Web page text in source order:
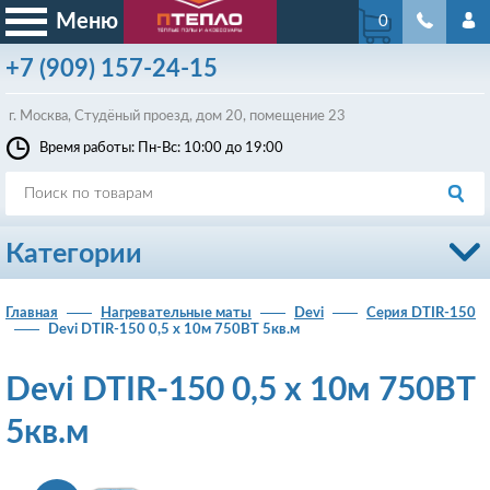
Меню
+7 (909) 157-24-15
г. Москва, Студёный проезд, дом 20, помещение 23
0
Время работы: Пн-Вс: 10:00 до 19:00
Категории
Главная Нагревательные маты Devi
Серия DTIR-150
Devi DTIR-150 0,5 х 10м 750ВТ 5кв.м
Devi DTIR-150 0,5 х 10м 750ВТ
5кв.м